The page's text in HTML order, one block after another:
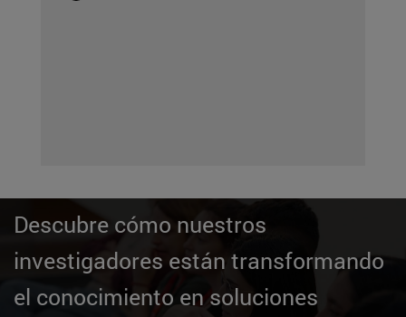
Descubre cómo nuestros
investigadores están transformando
el conocimiento en soluciones